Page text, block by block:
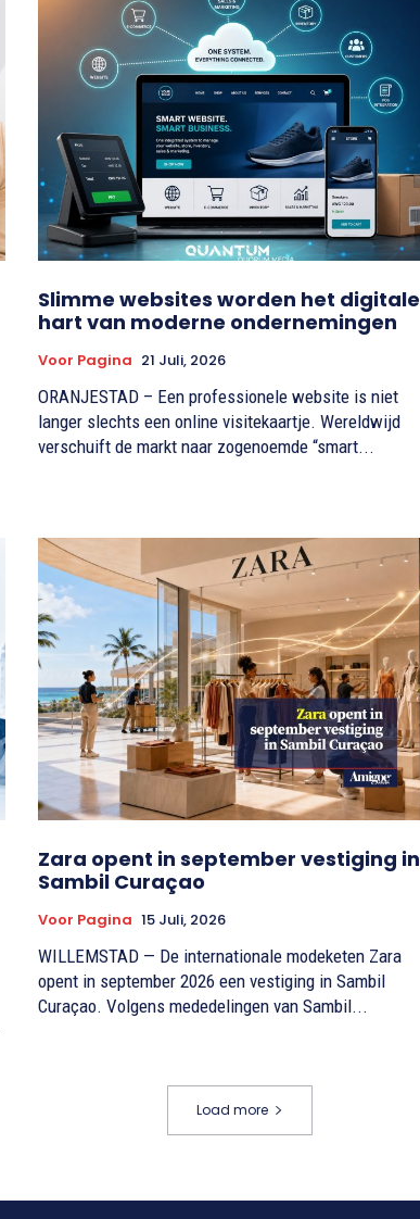
Slimme websites worden het digitale
hart van moderne ondernemingen
Voor Pagina 21 Juli, 2026
ORANJESTAD – Een professionele website is niet
langer slechts een online visitekaartje. Wereldwijd
verschuift de markt naar zogenoemde “smart...
Zara opent in september vestiging in
Sambil Curaçao
Voor Pagina 15 Juli, 2026
WILLEMSTAD — De internationale modeketen Zara
opent in september 2026 een vestiging in Sambil
Curaçao. Volgens mededelingen van Sambil...
Load more